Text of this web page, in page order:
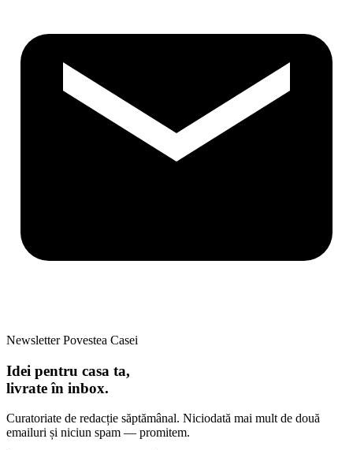
Newsletter Povestea Casei
Idei pentru casa ta,
livrate în inbox.
Curatoriate de redacție săptămânal. Niciodată mai mult de două
emailuri și niciun spam — promitem.